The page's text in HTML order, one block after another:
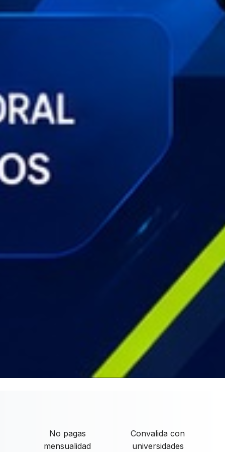
No pagas
mensualidad
Convalida con
universidades